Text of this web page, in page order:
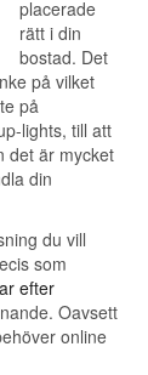
placerade
rätt i din
bostad. Det
på vilket
på
lights, till att
det är mycket
din
du vill
som
efter
Oavsett
online